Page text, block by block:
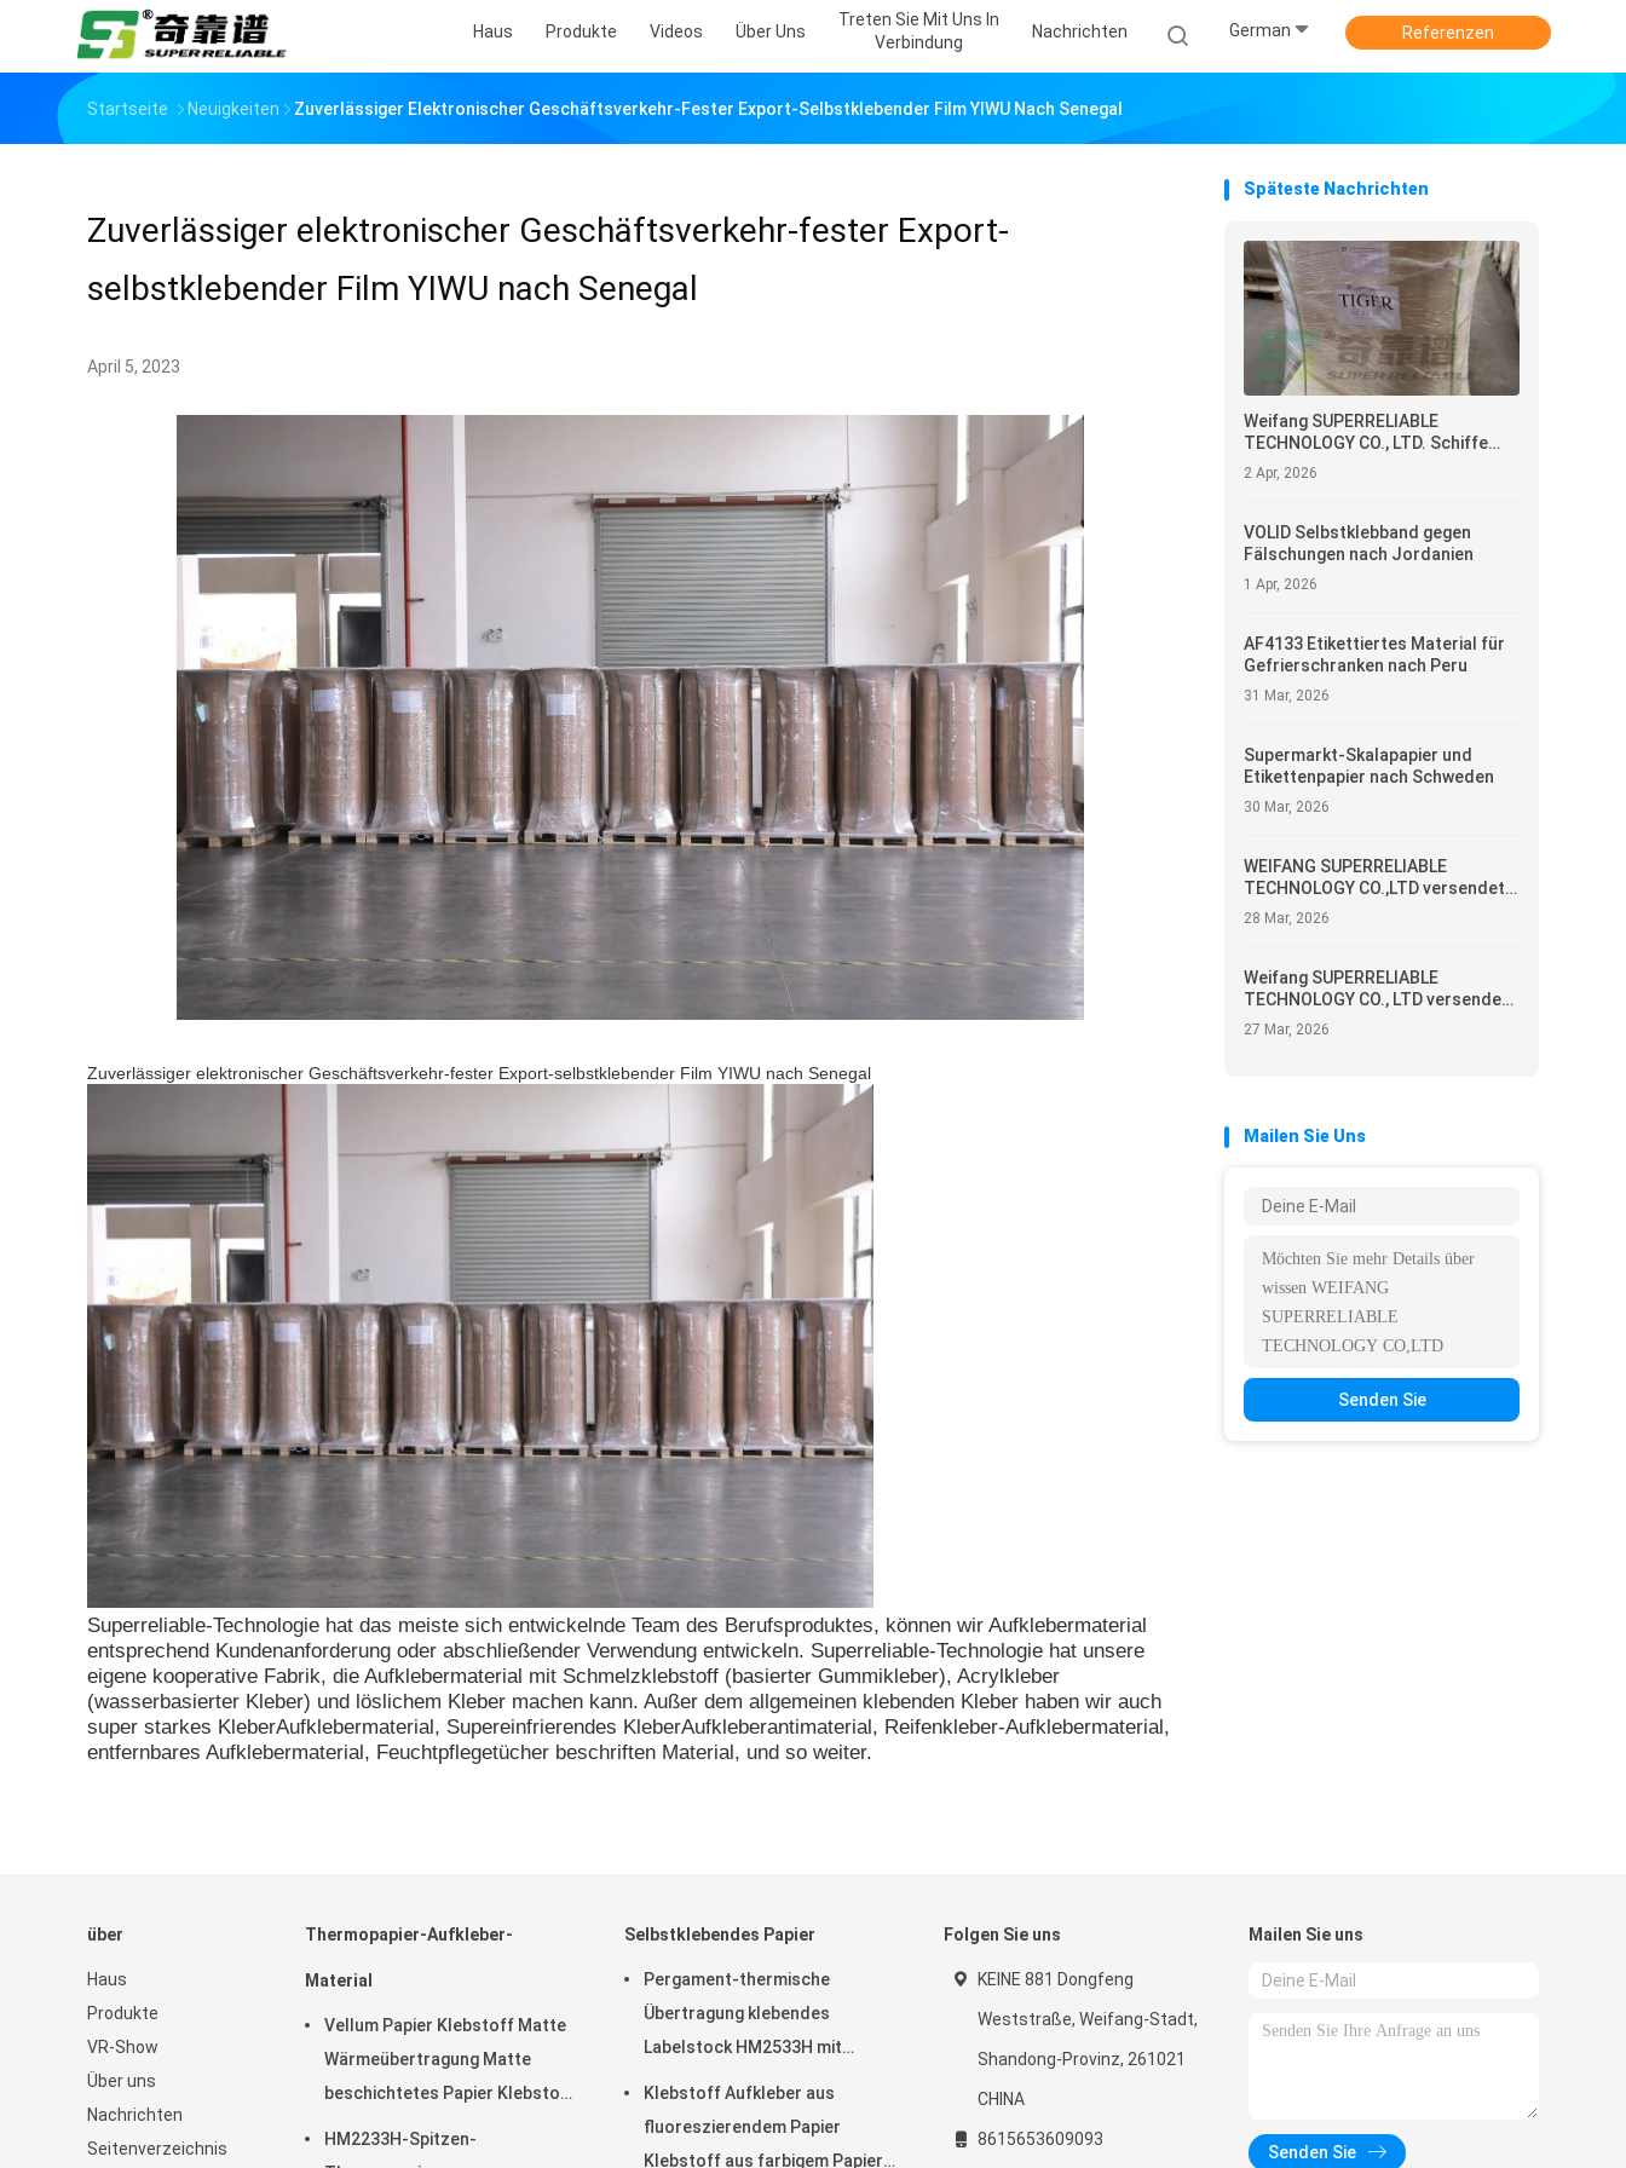
Haus Produkte Videos Über Uns
Treten Sie Mit Uns In
Verbindung
Nachrichten German Referenzen
Startseite Neuigkeiten Zuverlässiger Elektronischer Geschäftsverkehr-Fester Export-Selbstklebender Film YIWU Nach Senegal
Zuverlässiger elektronischer Geschäftsverkehr-fester Export-
selbstklebender Film YIWU nach Senegal
April 5, 2023
Zuverlässiger elektronischer Geschäftsverkehr-fester Export-selbstklebender Film YIWU nach Senegal
Superreliable-Technologie hat das meiste sich entwickelnde Team des Berufsproduktes, können wir Aufklebermaterial
entsprechend Kundenanforderung oder abschließender Verwendung entwickeln. Superreliable-Technologie hat unsere
eigene kooperative Fabrik, die Aufklebermaterial mit Schmelzklebstoff (basierter Gummikleber), Acrylkleber
(wasserbasierter Kleber) und löslichem Kleber machen kann. Außer dem allgemeinen klebenden Kleber haben wir auch
super starkes KleberAufklebermaterial, Supereinfrierendes KleberAufkleberantimaterial, Reifenkleber-Aufklebermaterial,
entfernbares Aufklebermaterial, Feuchtpflegetücher beschriften Material, und so weiter.
Späteste Nachrichten
Weifang SUPERRELIABLE
TECHNOLOGY CO., LTD. Schiffe
direkt-thermisches synthetisches
Papier mit Klebstoff für den
2 Apr, 2026
VOLID Selbstklebband gegen
Fälschungen nach Jordanien
1 Apr, 2026
AF4133 Etikettiertes Material für
Gefrierschranken nach Peru
31 Mar, 2026
Supermarkt-Skalapapier und
Etikettenpapier nach Schweden
30 Mar, 2026
WEIFANG SUPERRELIABLE
TECHNOLOGY CO.,LTD versendet
selbstklebende Etiketten nach
Ecuador
28 Mar, 2026
Weifang SUPERRELIABLE
TECHNOLOGY CO., LTD versendet
Wärmeetiketten nach Argentinien
27 Mar, 2026
Mailen Sie Uns
Senden Sie
über
Haus
Produkte
VR-Show
Über uns
Nachrichten
Seitenverzeichnis
Thermopapier-Aufkleber-
Material
Vellum Papier Klebstoff Matte
Wärmeübertragung Matte
beschichtetes Papier Klebstoff
HM2233H-Spitzen-
Selbstklebendes Papier
Pergament-thermische
Übertragung klebendes
Labelstock HM2533H mit
Klebstoff Aufkleber aus
fluoreszierendem Papier
Klebstoff aus farbigem Papier
Folgen Sie uns
KEINE 881 Dongfeng
Weststraße, Weifang-Stadt,
Shandong-Provinz, 261021
CHINA
8615653609093
Mailen Sie uns
Senden Sie